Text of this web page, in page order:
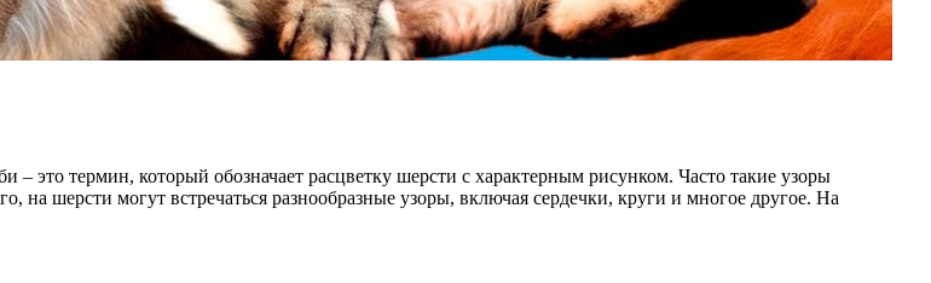
это термин, который обозначает расцветку шерсти с характерным рисунком. Часто такие узоры
шерсти могут встречаться разнообразные узоры, включая сердечки, круги и многое другое. На